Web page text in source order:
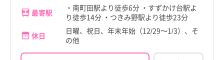
最寄駅
・南町田駅より徒歩6分 ・すずかけ台駅よ
り徒歩14分 ・つきみ野駅より徒歩23分
休日
日曜、祝日、年末年始（12/29～1/3）、そ
の他